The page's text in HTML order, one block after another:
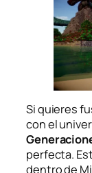
Si quieres
con el
perfecta.
dentro de